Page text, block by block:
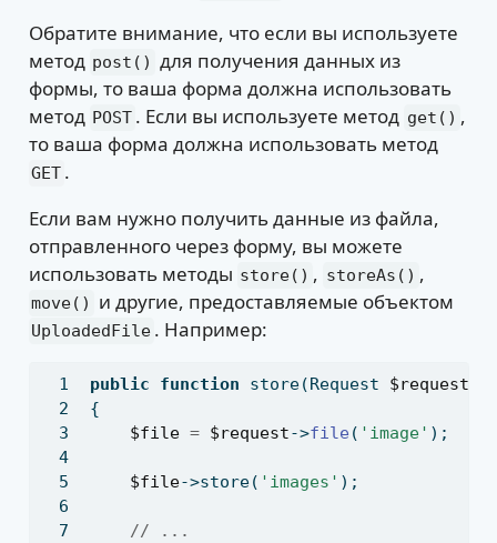
Обратите внимание, что если вы используете
метод post() для получения данных из
формы, то ваша форма должна использовать
метод POST . Если вы используете метод get() ,
то ваша форма должна использовать метод
GET .
Если вам нужно получить данные из файла,
отправленного через форму, вы можете
использовать методы store() , storeAs() ,
move() и другие, предоставляемые объектом
UploadedFile . Например:
public function store(Request $request
{
$file = $request->file ( 'image' ) ;
$file->store( 'images' ) ;
// ...